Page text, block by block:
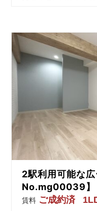
2駅利用可能な
No.mg00039】
賃料 ご成約済